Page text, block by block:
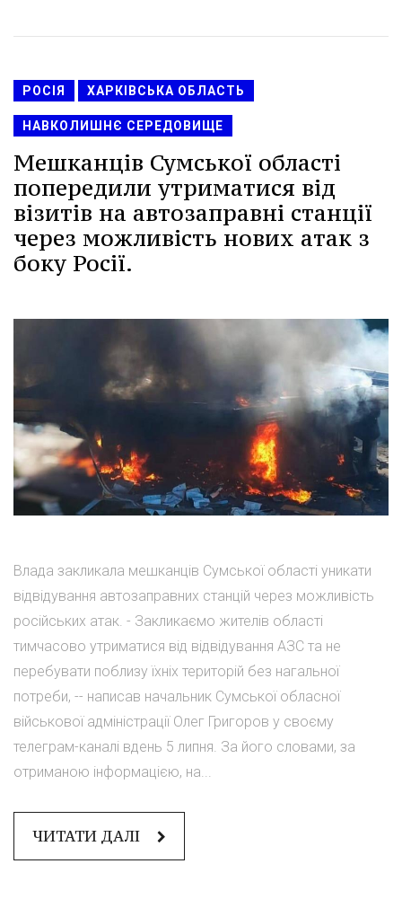
РОСІЯ ХАРКІВСЬКА ОБЛАСТЬ
НАВКОЛИШНЄ СЕРЕДОВИЩЕ
Мешканців Сумської області
попередили утриматися від
візитів на автозаправні станції
через можливість нових атак з
боку Росії.
Влада закликала мешканців Сумської області уникати
відвідування автозаправних станцій через можливість
російських атак. - Закликаємо жителів області
тимчасово утриматися від відвідування АЗС та не
перебувати поблизу їхніх територій без нагальної
потреби, -- написав начальник Сумської обласної
військової адміністрації Олег Григоров у своєму
телеграм-каналі вдень 5 липня. За його словами, за
отриманою інформацією, на...
ЧИТАТИ ДАЛІ